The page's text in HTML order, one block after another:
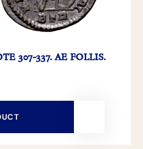
307-337. AE FOLLIS.